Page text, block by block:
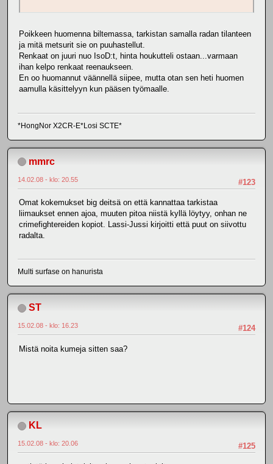
Poikkeen huomenna biltemassa, tarkistan samalla radan tilanteen
ja mitä metsurit sie on puuhastellut.
Renkaat on juuri nuo IsoD:t, hinta houkutteli ostaan...varmaan
ihan kelpo renkaat reenaukseen.
En oo huomannut väännellä siipee, mutta otan sen heti huomen
aamulla käsittelyyn kun pääsen työmaalle.
*HongNor X2CR-E*Losi SCTE*
mmrc
#123
14.02.08 - klo: 20.55
Omat kokemukset big deitsä on että kannattaa tarkistaa
liimaukset ennen ajoa, muuten pitoa niistä kyllä löytyy, onhan ne
crimefightereiden kopiot. Lassi-Jussi kirjoitti että puut on siivottu
radalta.
Multi surfase on hanurista
ST
#124
15.02.08 - klo: 16.23
Mistä noita kumeja sitten saa?
KL
#125
15.02.08 - klo: 20.06